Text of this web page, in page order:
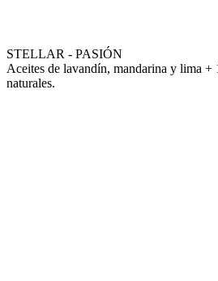
STELLAR - PASIÓN
Aceites de lavandín, mandarina y lima +
naturales.